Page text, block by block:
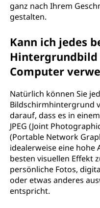
ganz nach Ihrem
gestalten.
Kann ich jedes
Computer
Natürlich können Sie
Bildschirmhintergrund
darauf, dass es in
JPEG (Joint
(Portable Network
idealerweise eine hohe
besten visuellen Effekt
persönliche Fotos,
oder etwas anderes
entspricht.